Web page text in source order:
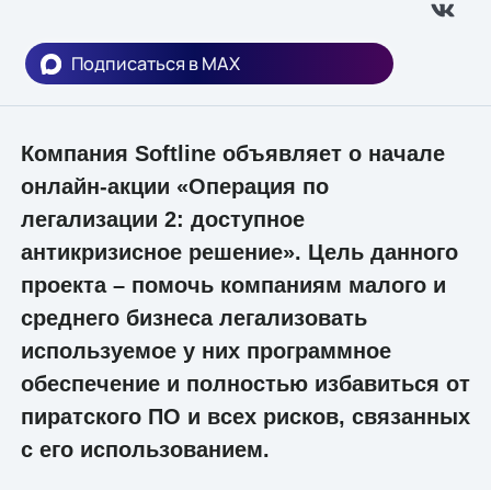
Подписаться в MAX
Компания Softline объявляет о начале
онлайн-акции «Операция по
легализации 2: доступное
антикризисное решение». Цель данного
проекта – помочь компаниям малого и
среднего бизнеса легализовать
используемое у них программное
обеспечение и полностью избавиться от
пиратского ПО и всех рисков, связанных
с его использованием.